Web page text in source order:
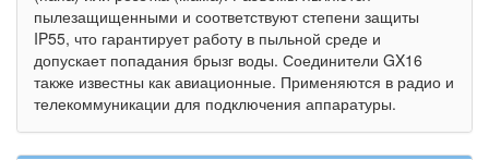
пылезащищенными и соответствуют степени защиты
IP55, что гарантирует работу в пыльной среде и
допускает попадания брызг воды. Соединители GX16
также известны как авиационные. Применяются в радио и
телекоммуникации для подключения аппаратуры.